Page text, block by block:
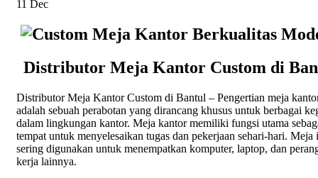
11 Dec
Distributor Meja Kantor Custom di
Distributor Meja Kantor Custom di Bantul – Pengertian meja
adalah sebuah perabotan yang dirancang khusus untuk berbagai
dalam lingkungan kantor. Meja kantor memiliki fungsi utama
tempat untuk menyelesaikan tugas dan pekerjaan sehari-hari. Meja
sering digunakan untuk menempatkan komputer, laptop, dan
kerja lainnya.